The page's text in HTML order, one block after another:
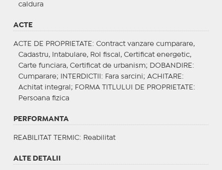
caldura
ACTE
ACTE DE PROPRIETATE : Contract vanzare cumparare,
Cadastru, Intabulare, Rol fiscal, Certificat energetic,
Carte funciara, Certificat de urbanism;
DOBANDIRE :
Cumparare;
INTERDICTII : Fara sarcini; ACHITARE :
Achitat integral; FORMA TITLULUI DE PROPRIETATE :
Persoana fizica
PERFORMANTA
REABILITAT TERMIC: Reabilitat
ALTE DETALII